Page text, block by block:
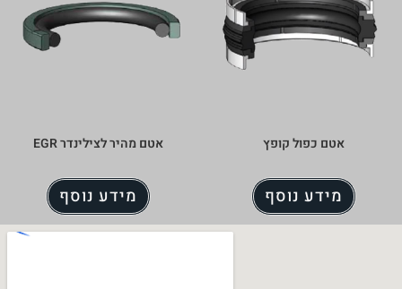
אטם מהיר לצילינדר EGR
מידע נוסף